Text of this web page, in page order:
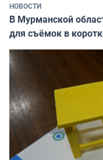
НОВОСТИ
В Мурманской
для съёмок в